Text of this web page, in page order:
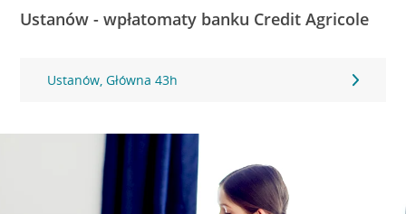
Ustanów - wpłatomaty banku Credit Agricole
Ustanów, Główna 43h